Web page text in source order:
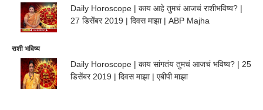
Daily Horoscope | काय आहे तुमचं आजचं राशीभविष्य? |
27 डिसेंबर 2019 | दिवस माझा | ABP Majha
राशी भविष्य
Daily Horoscope | काय सांगतंय तुमचं आजचं भविष्य? | 25
डिसेंबर 2019 | दिवस माझा | एबीपी माझा